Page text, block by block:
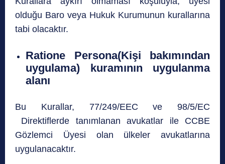
olduğu Baro veya Hukuk Kurumunun kurallarına
tabi olacaktır.
Ratione Persona(Kişi bakımından
uygulama) kuramının uygulanma
alanı
Bu Kurallar, 77/249/EEC ve 98/5/EC
Direktiflerde tanımlanan avukatlar ile CCBE
Gözlemci Üyesi olan ülkeler avukatlarına
uygulanacaktır.